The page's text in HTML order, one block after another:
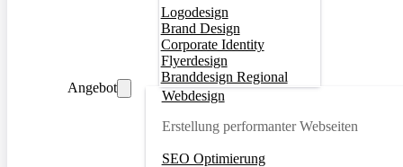
Logodesign
Brand Design
Corporate Identity
Flyerdesign
Branddesign Regional
Angebot
Webdesign
Erstellung performanter Webseiten
SEO Optimierung